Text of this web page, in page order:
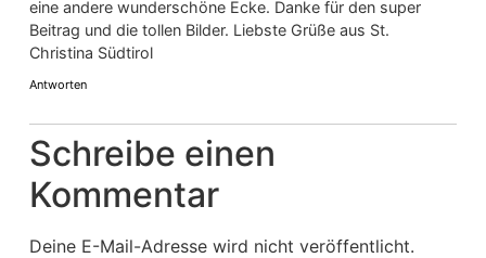
eine andere wunderschöne Ecke. Danke für den super
Beitrag und die tollen Bilder. Liebste Grüße aus St.
Christina Südtirol
Antworten
Schreibe einen
Kommentar
Deine E-Mail-Adresse wird nicht veröffentlicht.